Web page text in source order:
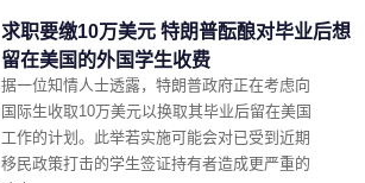
求职要缴10万美元 特朗普酝酿对毕业后想
留在美国的外国学生收费
据一位知情人士透露，特朗普政府正在考虑向
国际生收取10万美元以换取其毕业后留在美国
工作的计划。此举若实施可能会对已受到近期
移民政策打击的学生签证持有者造成更严重的